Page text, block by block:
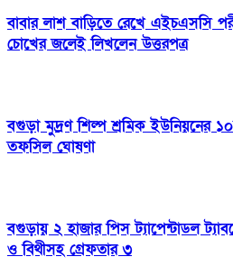
বাবার লাশ বাড়িতে রেখে এইচএসসি
চোখের জলেই লিখলেন উত্তরপত্র
বগুড়া মুদ্রণ শিল্প শ্রমিক ইউনিয়নের ১০ম
তফসিল ঘোষণা
বগুড়ায় ২ হাজার পিস ট্যাপেন্টাডল
ও বিথীসহ গ্রেফতার ৩